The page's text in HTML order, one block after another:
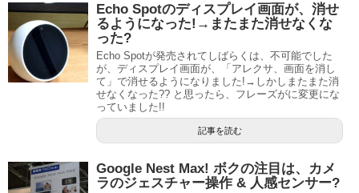
Echo Spotのディスプレイ画面が、消せ
るようになった!→またまた消せなくな
った?
Echo Spotが発売されてしばらくは、不可能でした
が、ディスプレイ画面が、「アレクサ、画面を消し
て」で消せるようになりました!→しかしまたまた消
せなくなった?? と思ったら、フレーズがに変更にな
っていました!!
記事を読む
Google Nest Max! ボクの注目は、カメ
ラのジェスチャー操作 & 人感センサー?